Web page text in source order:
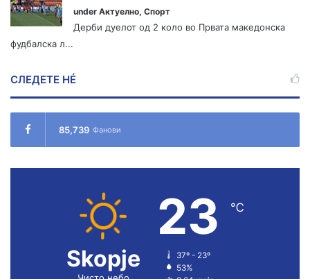
under Актуелно, Спорт
Дерби дуелот од 2 коло во Првата македонска
фудбалска л...
СЛЕДЕТЕ НÉ
85,739 Фанови
Skopje
23 ℃
37º - 23º
53%